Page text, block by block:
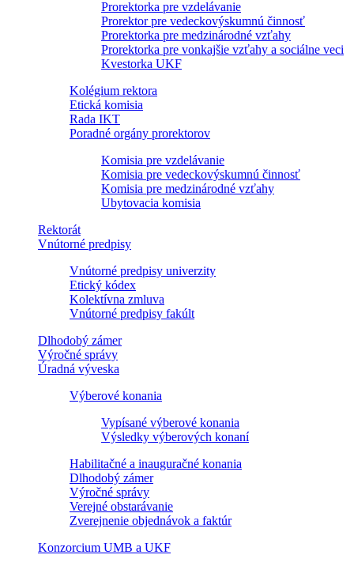
Prorektorka pre vzdelávanie
Prorektor pre vedeckovýskumnú činnosť
Prorektorka pre medzinárodné vzťahy
Prorektorka pre vonkajšie vzťahy a sociálne veci
Kvestorka UKF
Kolégium rektora
Etická komisia
Rada IKT
Poradné orgány prorektorov
Komisia pre vzdelávanie
Komisia pre vedeckovýskumnú činnosť
Komisia pre medzinárodné vzťahy
Ubytovacia komisia
Rektorát
Vnútorné predpisy
Vnútorné predpisy univerzity
Etický kódex
Kolektívna zmluva
Vnútorné predpisy fakúlt
Dlhodobý zámer
Výročné správy
Úradná výveska
Výberové konania
Vypísané výberové konania
Výsledky výberových konaní
Habilitačné a inauguračné konania
Dlhodobý zámer
Výročné správy
Verejné obstarávanie
Zverejnenie objednávok a faktúr
Konzorcium UMB a UKF